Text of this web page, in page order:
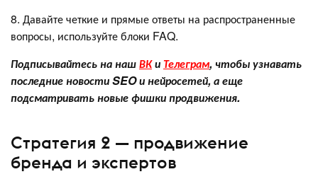
8. Давайте четкие и прямые ответы на распространенные
вопросы, используйте блоки FAQ.
Подписывайтесь на нашВКи Телеграм, чтобы узнавать
последние новости SEO и нейросетей, а еще
подсматривать новые фишки продвижения.
Стратегия 2 — продвижение
бренда и экспертов